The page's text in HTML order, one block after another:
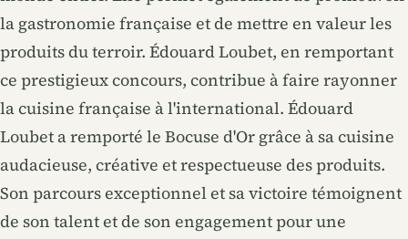
la gastronomie française et de mettre en valeur les
produits du terroir. Édouard Loubet, en remportant
ce prestigieux concours, contribue à faire rayonner
la cuisine française à l'international. Édouard
Loubet a remporté le Bocuse d'Or grâce à sa cuisine
audacieuse, créative et respectueuse des produits.
Son parcours exceptionnel et sa victoire témoignent
de son talent et de son engagement pour une